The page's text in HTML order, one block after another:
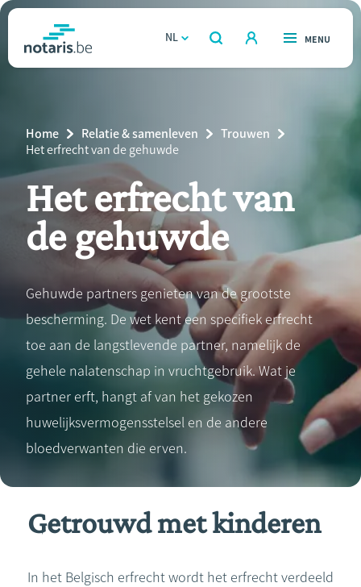
Overslaan
naar
gaan
notaris.behomepage
NL
OPEN
ZOEKEN
OPEN
MENU
Relatie & samenleven
Erven & schenken
Ondernemen
Over de notaris
Rekenmodules
Breadcrumb
Home Relatie & samenleven
Trouwen
Current
Page:
Het erfrecht van de gehuwde
Het erfrecht van
de gehuwde
Gehuwde partners genieten van de grootste
bescherming. De wet kent een specifiek erfrecht
toe aan de langstlevende partner, namelijk de
gehele nalatenschap in vruchtgebruik. Wat je
partner erft, hangt af van het gekozen
huwelijksvermogensstelsel en de andere
bloedverwanten die erven.
Getrouwd met kinderen
In het Belgisch erfrecht wordt het erfrecht verdeeld